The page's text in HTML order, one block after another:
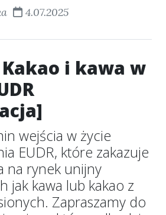
4.07.2025
i kawa w
wejścia w życie
EUDR, które zakazuje
na rynek unijny
jak kawa lub kakao z
Zapraszamy do